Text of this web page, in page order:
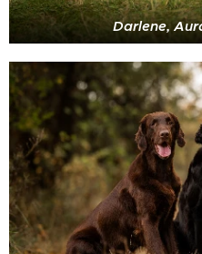
Darlene,